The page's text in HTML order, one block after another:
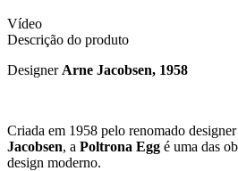
Vídeo
Descrição do produto
Designer Arne Jacobsen, 1958
Criada em 1958 pelo renomado
Jacobsen, a Poltrona Egg é uma das
design moderno.